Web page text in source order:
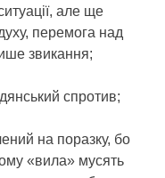
але ще
перемога над
звикання;
спротив;
на поразку, бо
«вила» мусять